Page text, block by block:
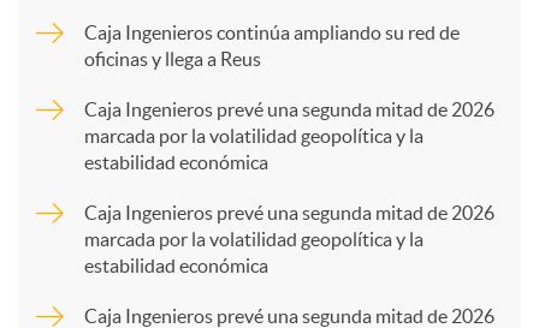
p
a
Caja Ingenieros continúa ampliando su red de
oficinas y llega a Reus
Caja Ingenieros prevé una segunda mitad de 2026
marcada por la volatilidad geopolítica y la
estabilidad económica
Caja Ingenieros prevé una segunda mitad de 2026
marcada por la volatilidad geopolítica y la
estabilidad económica
Caja Ingenieros prevé una segunda mitad de 2026